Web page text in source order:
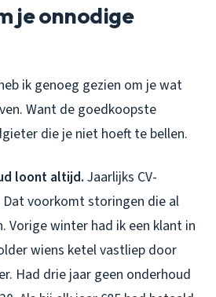
je onnodige
ik genoeg gezien om je wat
Want de goedkoopste
die je niet hoeft te bellen.
loont altijd. Jaarlijks CV-
voorkomt storingen die al
Vorige winter had ik een klant in
wiens ketel vastliep door
Had drie jaar geen onderhoud